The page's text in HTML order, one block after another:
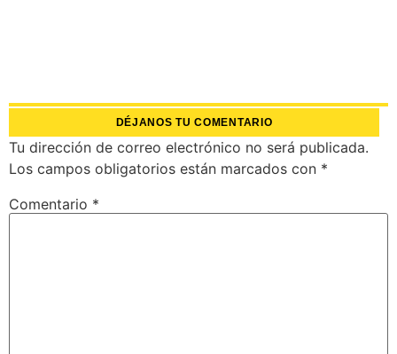
DÉJANOS TU COMENTARIO
Tu dirección de correo electrónico no será publicada.
Los campos obligatorios están marcados con *
Comentario *